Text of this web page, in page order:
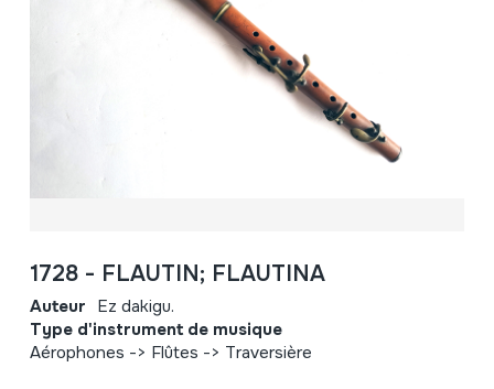
1728 - FLAUTIN; FLAUTINA
Auteur Ez dakigu.
Type d'instrument de musique
Aérophones -> Flûtes -> Traversière